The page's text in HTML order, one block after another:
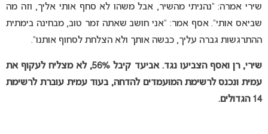
שירי אמרה: “נהניתי מהשיר, אבל משהו לא סחף אותי אליך, וזה מה
שביאס אותי”. אסף אמר: “אני חושב שאתה זמר טוב, מבחינה בימתית
ההתרגשות גברה עליך, כבשה אותך ולא הצלחת לסחוף אותנו”.
שירי, רן ואסף הצביעו נגד. אביעד קיבל 56%, לא מצליח לעקוף את
עמית ונכנס לרשימת המועמדים להדחה, בעוד עמית עוברת לרשימת
14 הגדולים.